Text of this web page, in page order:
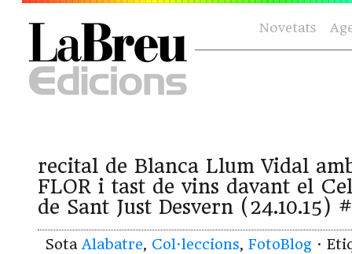
Novetats
recital de Blanca Llum Vidal
FLOR i tast de vins davant el
de Sant Just Desvern (24.10.15)
Sota Alabatre, Col·leccions, FotoBlog ·